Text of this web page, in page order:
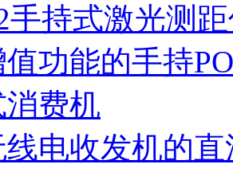
手持式激光测
功能的手持
费机
电收发机的